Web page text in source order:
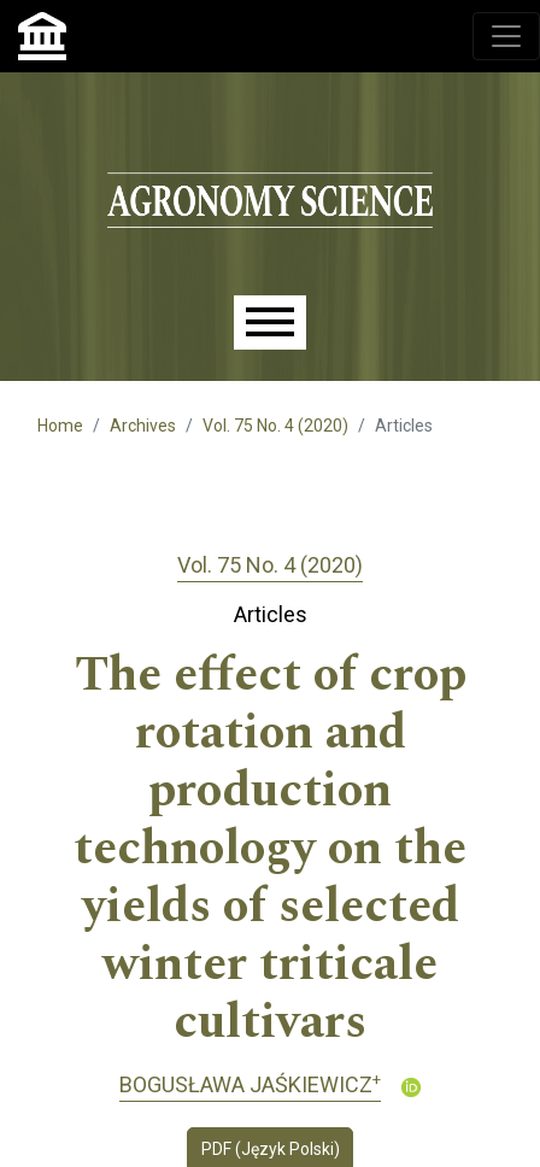
Agronomy Science, przyrodniczy lublin, czasopisma up,
czasopisma uniwersytet przyrodniczy lublin
Skip to main navigation menu
Skip to main content
Skip to site footer
Main menu
Home Archives Vol. 75 No. 4 (2020) Articles
Vol. 75 No. 4 (2020)
Articles
The effect of crop
rotation and
production
technology on the
yields of selected
winter triticale
cultivars
BOGUSŁAWA JAŚKIEWICZ+
PDF (Język Polski)